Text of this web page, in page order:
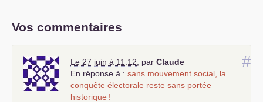
Vos commentaires
#
Le 27 juin à 11:12 par Claude
En réponse à : sans mouvement social, la
conquête électorale reste sans portée
historique !